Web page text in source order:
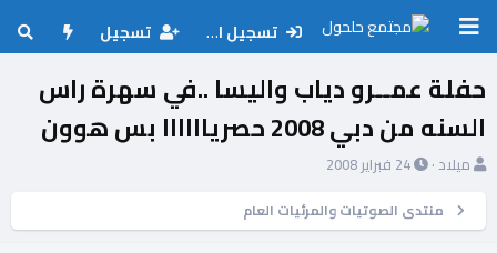
تسجيل الدخول تسجيل
حفلة عمــرو دياب واليسا ..في سهرة راس
السنه من دبي 2008 حصرياااااا بس هوون
ب
ئ
ميلاد
ت
ر
ي
24 فبراير 2008
منتدى الصوتيات والمرئيات العام